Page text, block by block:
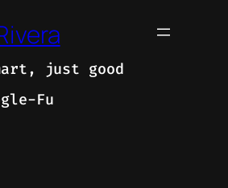
just good
Fu